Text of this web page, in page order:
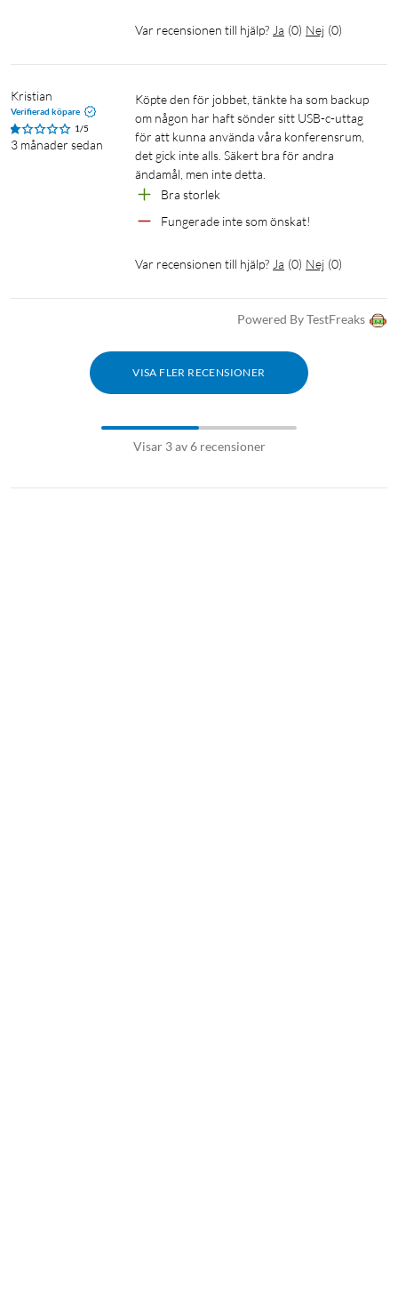
Var recensionen till hjälp? Ja (0) Nej (0)
Kristian
Verifierad köpare
1/5
3 månader sedan
Köpte den för jobbet, tänkte ha som backup
om någon har haft sönder sitt USB-c-uttag
för att kunna använda våra konferensrum,
det gick inte alls. Säkert bra för andra
ändamål, men inte detta.
Bra storlek
Fungerade inte som önskat!
Var recensionen till hjälp? Ja (0) Nej (0)
Powered By TestFreaks
VISA FLER RECENSIONER
Visar 3 av 6 recensioner